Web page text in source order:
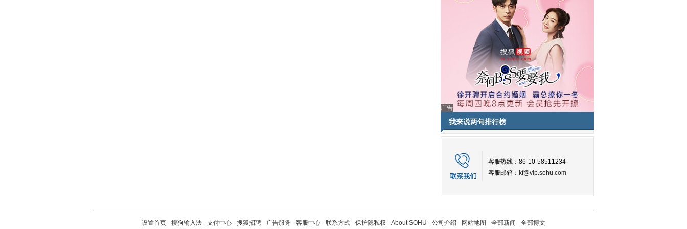
广告
我来说两句排行榜
客服热线：86-10-58511234
客服邮箱： kf@vip.sohu.com
设置首页 - 搜狗输入法 - 支付中心 - 搜狐招聘 - 广告服务 - 客服中心 - 联系方式 - 保护隐私权 - About SOHU - 公司介绍 - 网站地图 - 全部新闻 - 全部博文